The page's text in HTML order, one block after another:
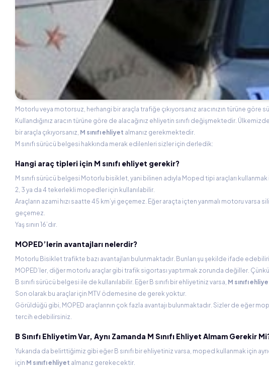
Motorlu veya motorsuz, herhangi bir araçla trafiğe çıkıyorsanız aracınızın türüne
Kullandığınız aracın türüne göre de alacağınız ehliyetin sınıfı değişmektedir.
bir araçla çıkıyorsanız, M sınıfı ehliyet almanız gerekmektedir.
M sınıfı sürücü belgesi hakkında merak edilenleri sizler için derledik:
Hangi araç tipleri için M sınıfı ehliyet gerekir?
M sınıfı sürücü belgesi Motorlu bisiklet, yani bilinen adıyla Moped tipi araçları
2, 3 ya da 4 tekerlekli mopedler için kullanılabilir.
Araçların azami hızı saatte 45 km’yi geçemez. Eğer araçta içten yanmalı motoru varsa
geçemez.
Yaş sınırı 16’dır.
MOPED’lerin avantajları nelerdir?
Motorlu Bisiklet trafikte bazı avantajları bulunmaktadır. Bunları şu şekilde ifade
MOPED’ler, diğer motorlu araçlar gibi trafik sigortası yaptırmak zorunda değiller. Çünkü
B sınıfı sürücü belgesi ile de kullanılabilir. Eğer B sınıfı bir ehliyetiniz varsa, M sınıfı
Son olarak bu araçlar için MTV ödemesine de gerek yoktur.
Görüldüğü gibi, MOPED araçlarının çok fazla avantajı bulunmaktadır. Sizler de eğer
tercih edebilirsiniz.
B Sınıfı Ehliyetim Var, Aynı Zamanda M Sınıfı Ehliyet Almam Gerekir
Yukarıda da belirttiğimiz gibi eğer B sınıfı bir ehliyetiniz varsa, moped kullanmak için
için M sınıfı ehliyet almanız gerekecektir.